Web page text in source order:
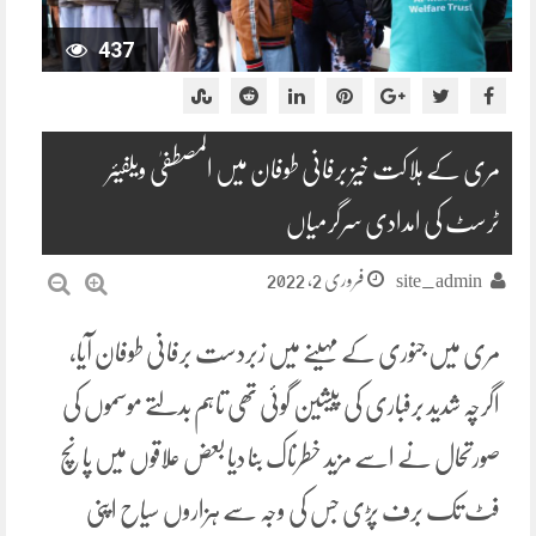
437
مری کے ہلاکت خیز برفانی طوفان میں المصطفیٰ ویلفیئر
ٹرسٹ کی امدادی سرگرمیاں
site_admin فروری 2, 2022
مری میں جنوری کے مہینے میں زبردست برفانی طوفان آیا،
اگرچہ شدید برفباری کی پیشین گوئی تھی تاہم بدلتے موسموں کی
صورتحال نے اسے مزید خطرناک بنا دیا بعض علاقوں میں پانچ
فٹ تک برف پڑی جس کی وجہ سے ہزاروں سیاح اپنی